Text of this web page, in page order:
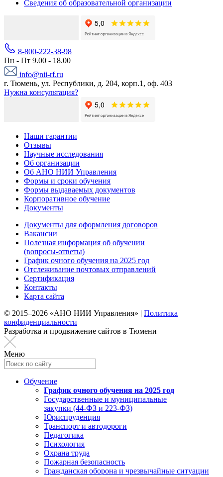
Сведения об образовательной организации
8-800-222-38-98
Пн - Пт 9.00 - 18.00
info@nii-rf.ru
г. Тюмень, ул. Республики, д. 204, корп.1, оф. 403
Нужна консультация?
Наши гарантии
Отзывы
Научные исследования
Об организации
Об АНО НИИ Управления
Формы и сроки обучения
Формы выдаваемых документов
Корпоративное обучение
Документы
Документы для оформления договоров
Вакансии
Полезная информация об обучении
(вопросы-ответы)
График очного обучения на 2025 год
Отслеживание почтовых отправлений
Сертификация
Контакты
Карта сайта
© 2015–2026 «АНО НИИ Управления» | Политика
конфиденциальности
Разработка и продвижение сайтов в Тюмени
Меню
Обучение
График очного обучения на 2025 год
Государственные и муниципальные
закупки (44-ФЗ и 223-ФЗ)
Юриспруденция
Транспорт и автодороги
Педагогика
Психология
Охрана труда
Пожарная безопасность
Гражданская оборона и чрезвычайные ситуации